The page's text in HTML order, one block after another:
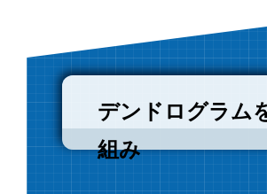
デンドログラム
組み